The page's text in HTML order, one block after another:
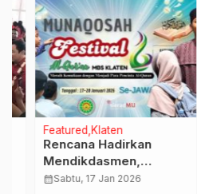
Featured Klaten
Rencana Hadirkan
Mendikdasmen,
Limaribuan Peserta
Sabtu, 17 Jan 2026